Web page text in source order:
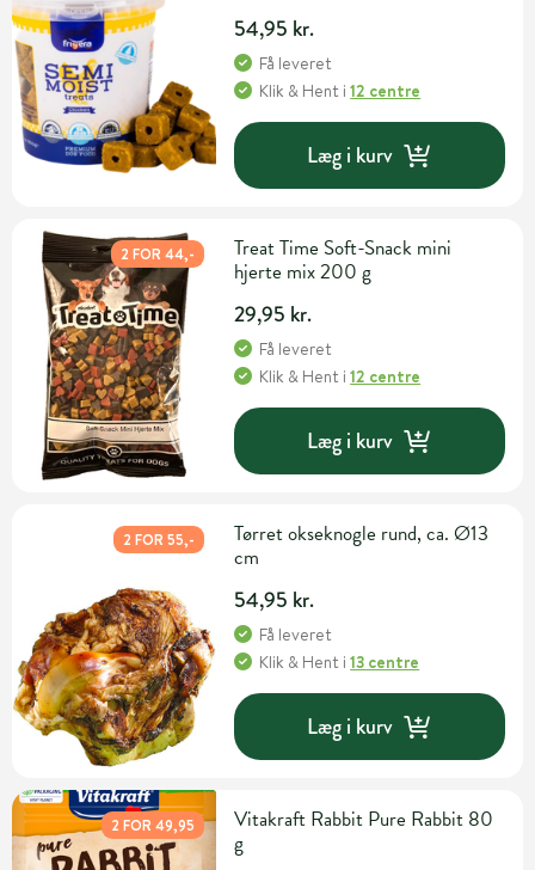
54,95 kr.
Få leveret
Klik & Hent i12 centre
Læg i kurv
2 FOR 44,-
Treat Time Soft-Snack mini
hjerte mix 200 g
29,95 kr.
Få leveret
Klik & Hent i12 centre
Læg i kurv
2 FOR 55,-
Tørret okseknogle rund, ca. Ø13
cm
54,95 kr.
Få leveret
Klik & Hent i13 centre
Læg i kurv
2 FOR 49,95
Vitakraft Rabbit Pure Rabbit 80
g